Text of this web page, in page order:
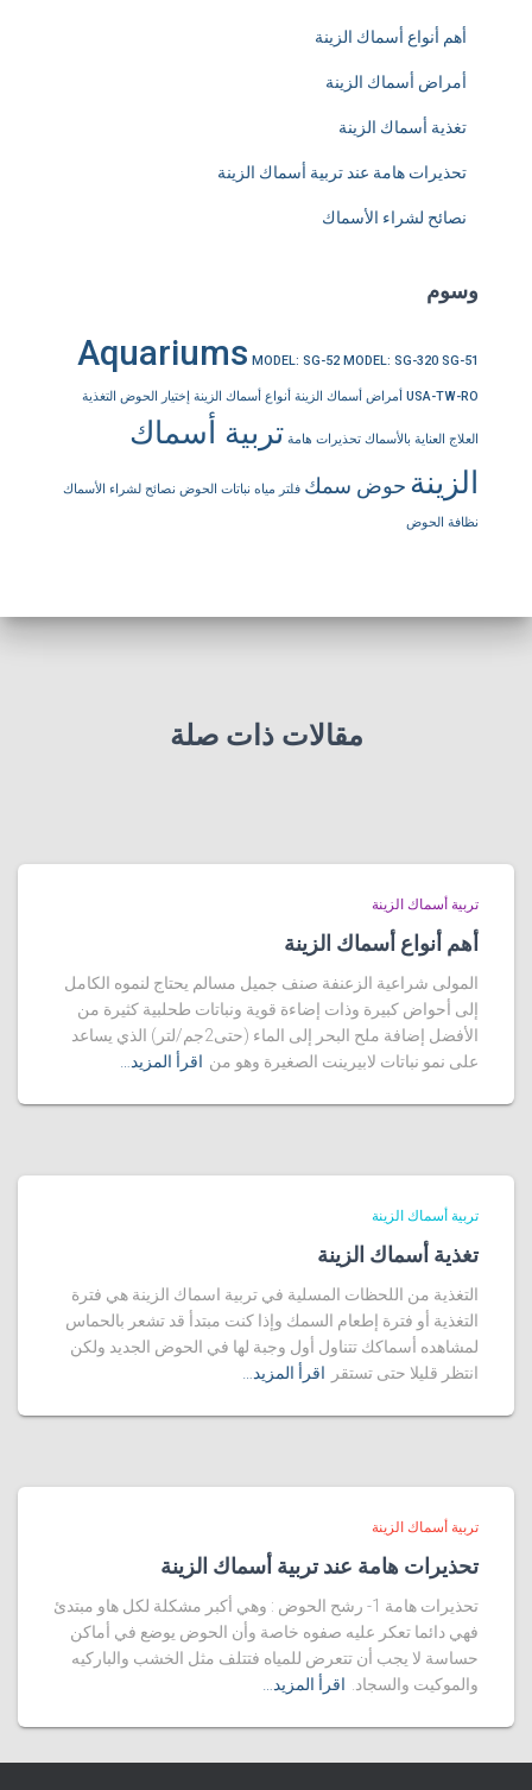
أهم أنواع أسماك الزينة
أمراض أسماك الزينة
تغذية أسماك الزينة
تحذيرات هامة عند تربية أسماك الزينة
نصائح لشراء الأسماك
وسوم
Aquariums MODEL: SG-52 MODEL: SG-320 SG-51
USA-TW-RO أمراض أسماك الزينة أنواع أسماك الزينة إختيار الحوض التغذية
العلاج العناية بالأسماك تحذيرات هامة تربية أسماك
الزينة حوض سمك فلتر مياه نباتات الحوض نصائح لشراء الأسماك
نظافة الحوض
مقالات ذات صلة
تربية أسماك الزينة
أهم أنواع أسماك الزينة
المولى شراعية الزعنفة صنف جميل مسالم يحتاج لنموه الكامل
إلى أحواض كبيرة وذات إضاءة قوية ونباتات طحلبية كثيرة من
الأفضل إضافة ملح البحر إلى الماء (حتى2جم/لتر) الذي يساعد
على نمو نباتات لابيرينت الصغيرة وهو من اقرأ المزيد…
تربية أسماك الزينة
تغذية أسماك الزينة
التغذية من اللحظات المسلية في تربية اسماك الزينة هي فترة
التغذية أو فترة إطعام السمك وإذا كنت مبتدأ قد تشعر بالحماس
لمشاهده أسماكك تتناول أول وجبة لها في الحوض الجديد ولكن
انتظر قليلا حتى تستقر
اقرأ المزيد…
تربية أسماك الزينة
تحذيرات هامة عند تربية أسماك الزينة
تحذيرات هامة 1- رشح الحوض : وهي أكبر مشكلة لكل هاو مبتدئ
فهي دائما تعكر عليه صفوه خاصة وأن الحوض يوضع في أماكن
حساسة لا يجب أن تتعرض للمياه فتتلف مثل الخشب والباركيه
والموكيت والسجاد.
اقرأ المزيد…